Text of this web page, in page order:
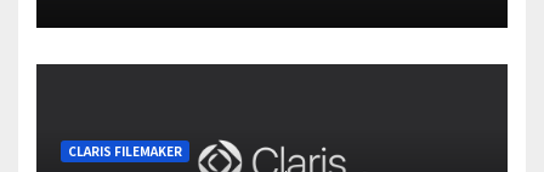
CLARIS FILEMAKER